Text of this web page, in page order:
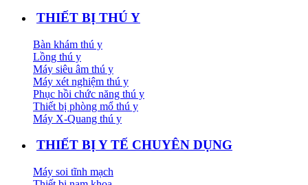
THIẾT BỊ THÚ Y
Bàn khám thú y
Lồng thú y
Máy siêu âm thú y
Máy xét nghiệm thú y
Phục hồi chức năng thú y
Thiết bị phòng mổ thú y
Máy X-Quang thú y
THIẾT BỊ Y TẾ CHUYÊN DỤNG
Máy soi tĩnh mạch